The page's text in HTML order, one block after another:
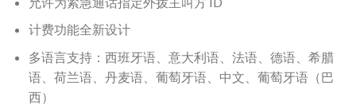
计费功能全新设计
多语言支持：西班牙语、意大利语、法语、德语、希腊
语、荷兰语、丹麦语、葡萄牙语、中文、葡萄牙语（巴
西）